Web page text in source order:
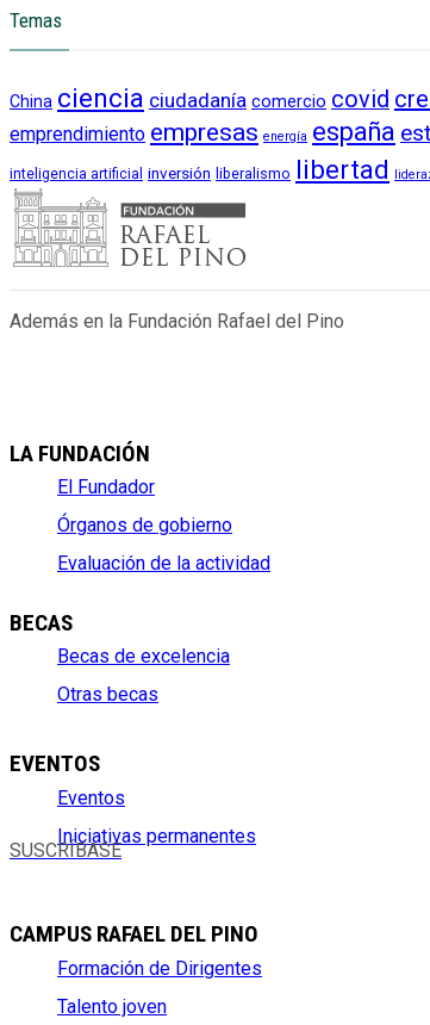
Temas
China ciencia ciudadanía comercio covid
emprendimiento empresas energía españa
inteligencia artificial inversión liberalismo libertad
Además en la Fundación Rafael del Pino
LA FUNDACIÓN
El Fundador
Órganos de gobierno
Evaluación de la actividad
BECAS
Becas de excelencia
Otras becas
EVENTOS
Eventos
Iniciativas permanentes
SUSCRÍBASE
CAMPUS RAFAEL DEL PINO
Formación de Dirigentes
Talento joven